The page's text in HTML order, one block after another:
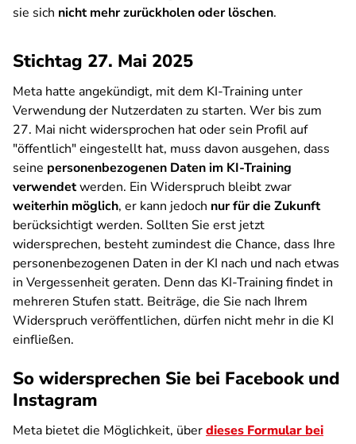
sie sich nicht mehr zurückholen oder löschen.
Stichtag 27. Mai 2025
Meta hatte angekündigt, mit dem KI-Training unter
Verwendung der Nutzerdaten zu starten. Wer bis zum
27. Mai nicht widersprochen hat oder sein Profil auf
"öffentlich" eingestellt hat, muss davon ausgehen, dass
seine personenbezogenen Daten im KI-Training
verwendetwerden. Ein Widerspruch bleibt zwar
weiterhin möglich, er kann jedoch nur für die Zukunft
berücksichtigt werden. Sollten Sie erst jetzt
widersprechen, besteht zumindest die Chance, dass Ihre
personenbezogenen Daten in der KI nach und nach etwas
in Vergessenheit geraten. Denn das KI-Training findet in
mehreren Stufen statt. Beiträge, die Sie nach Ihrem
Widerspruch veröffentlichen, dürfen nicht mehr in die KI
einfließen.
So widersprechen Sie bei Facebook und
Instagram
Meta bietet die Möglichkeit, überdieses Formular bei